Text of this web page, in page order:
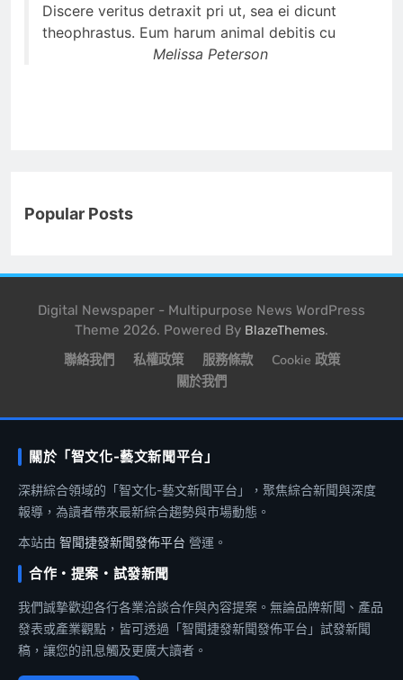
Discere veritus detraxit pri ut, sea ei dicunt
theophrastus. Eum harum animal debitis cu
Melissa Peterson
Popular Posts
Digital Newspaper - Multipurpose News WordPress
Theme 2026. Powered By BlazeThemes.
聯絡我們 私權政策 服務條款
Cookie 政策
關於我們
關於「智文化-藝文新聞平台」
深耕綜合領域的「智文化-藝文新聞平台」，聚焦綜合新聞與深度
報導，為讀者帶來最新綜合趨勢與市場動態。
本站由 智聞捷發新聞發佈平台 營運。
合作・提案・試發新聞
我們誠摯歡迎各行各業洽談合作與內容提案。無論品牌新聞、產品
發表或產業觀點，皆可透過「智聞捷發新聞發佈平台」試發新聞
稿，讓您的訊息觸及更廣大讀者。